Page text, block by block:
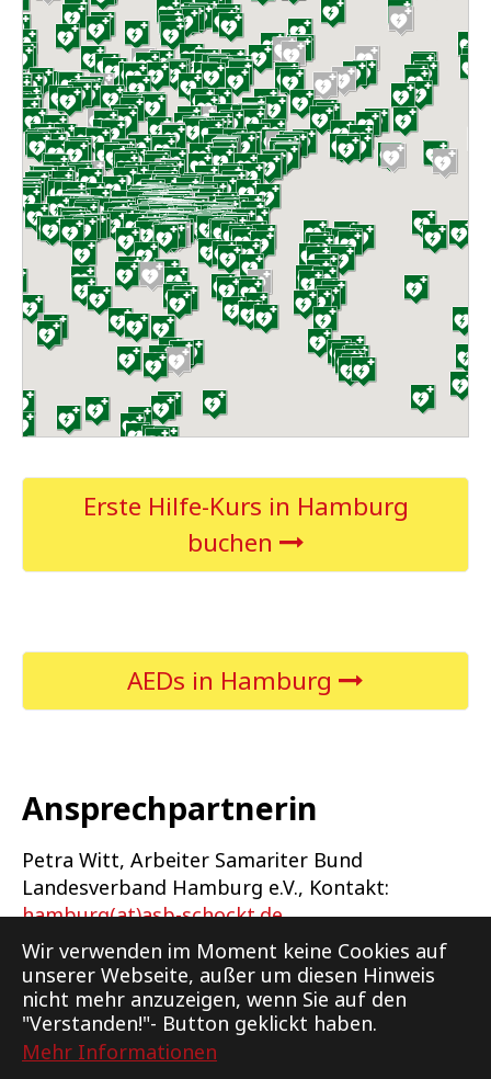
Wir verwenden im Moment keine Cookies auf
unserer Webseite, außer um diesen Hinweis
nicht mehr anzuzeigen, wenn Sie auf den
"Verstanden!"- Button geklickt haben.
Mehr Informationen
Erste Hilfe-Kurs in Hamburg
buchen
AEDs in Hamburg
Ansprechpartnerin
Petra Witt, Arbeiter Samariter Bund
Landesverband Hamburg e.V., Kontakt:
hamburg(at)asb-schockt.de
Support Kontakt